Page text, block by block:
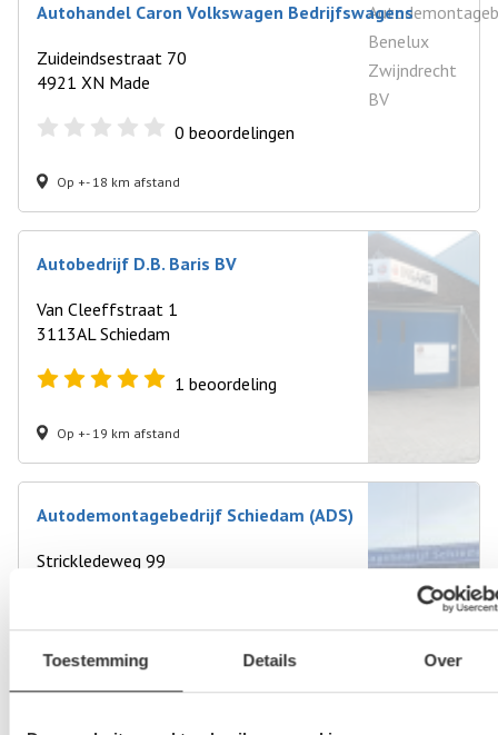
Toestemming Details Over
Autohandel Caron Volkswagen Bedrijfswagens
Zuideindsestraat 70
4921 XN Made
0 beoordelingen
Op +- 18 km afstand
Autobedrijf D.B. Baris BV
Van Cleeffstraat 1
3113AL Schiedam
1 beoordeling
Op +- 19 km afstand
Autodemontagebedrijf Schiedam (ADS)
Strickledeweg 99
0beoordelingen